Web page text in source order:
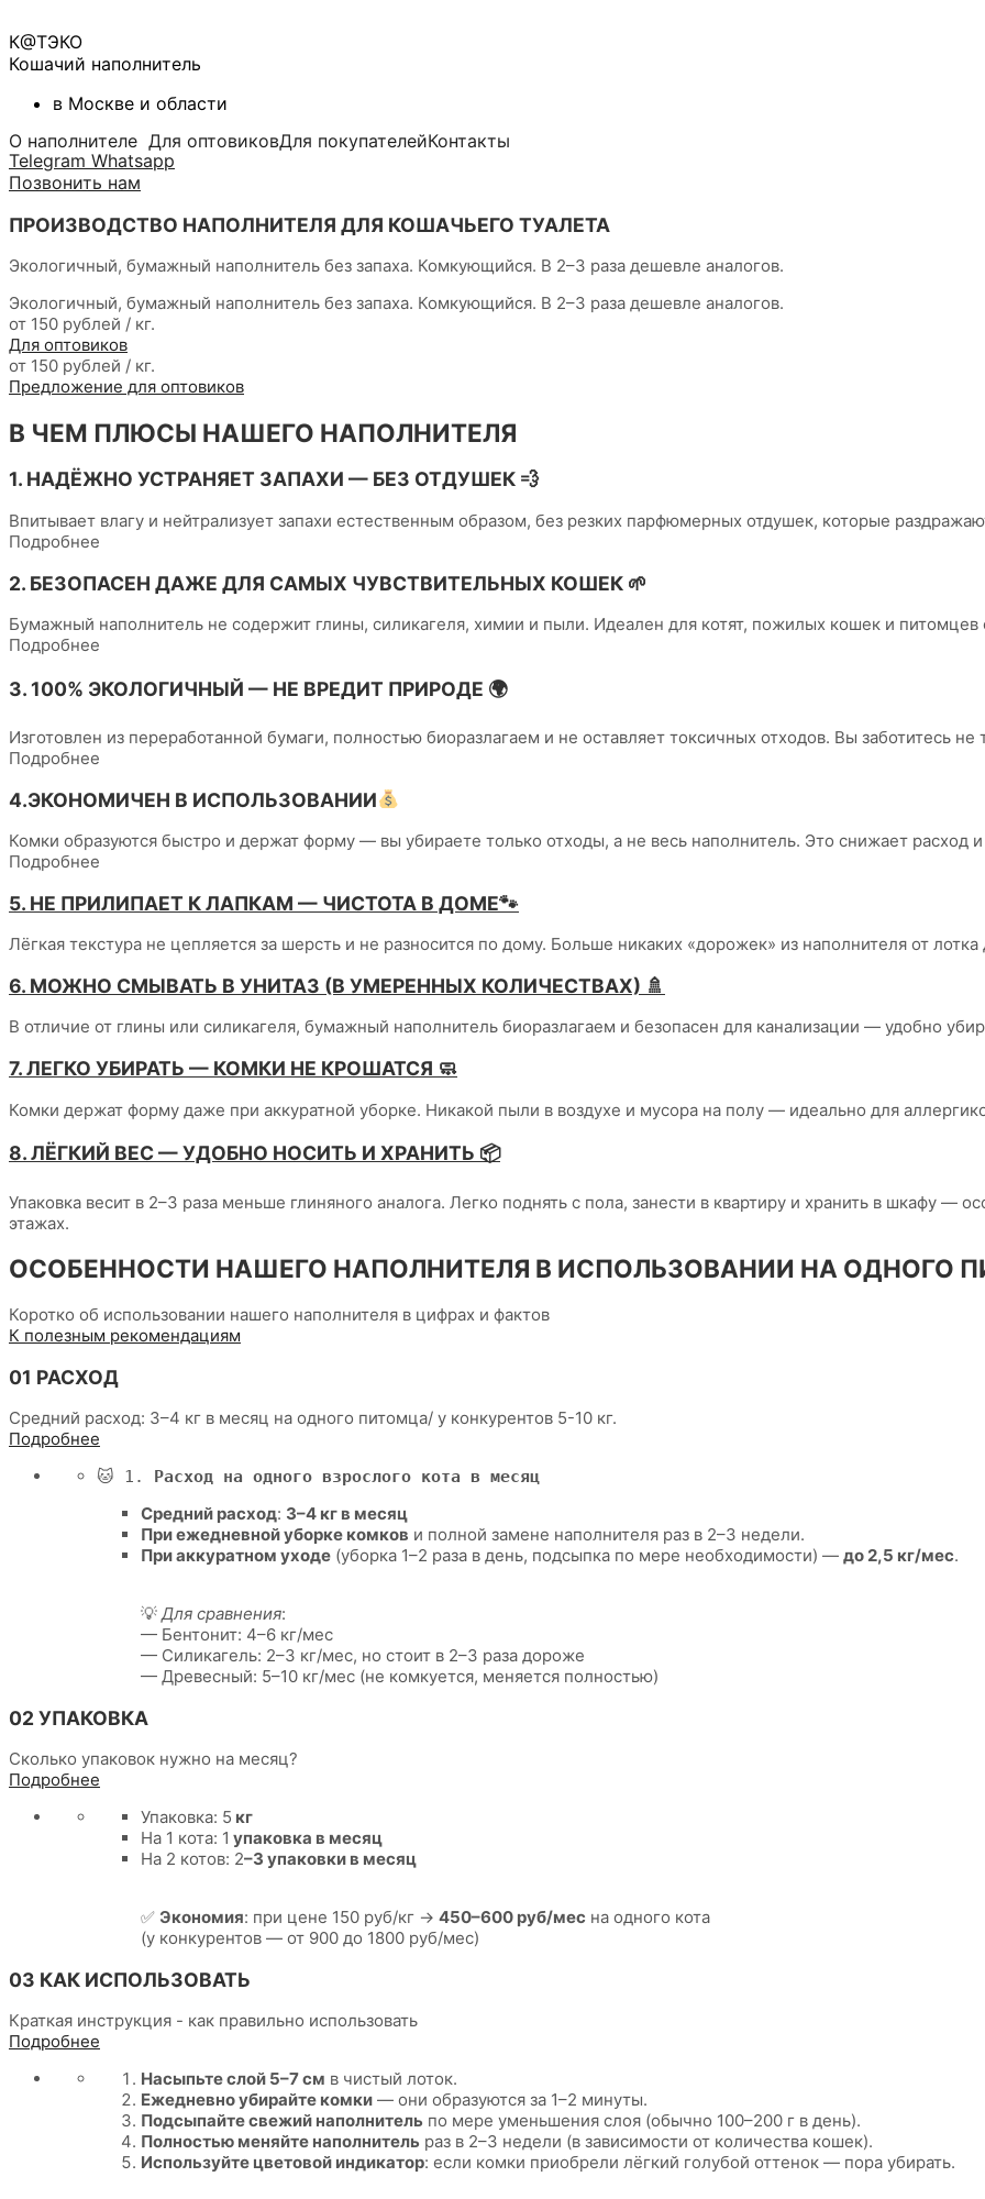
К@ТЭКО
Кошачий наполнитель
в Москве и области
О наполнителе Для оптовиковДля покупателейКонтакты
Telegram Whatsapp
Позвонить нам
ПРОИЗВОДСТВО НАПОЛНИТЕЛЯ ДЛЯ КОШАЧЬЕГО ТУАЛЕТА
Экологичный, бумажный наполнитель без запаха. Комкующийся. В 2–3 раза дешевле аналогов.
Экологичный, бумажный наполнитель без запаха. Комкующийся. В 2–3 раза дешевле аналогов.
от 150 рублей / кг.
Для оптовиков
от 150 рублей / кг.
Предложение для оптовиков
В ЧЕМ ПЛЮСЫ НАШЕГО НАПОЛНИТЕЛЯ
1. НАДЁЖНО УСТРАНЯЕТ ЗАПАХИ — БЕЗ ОТДУШЕК 💨
Впитывает влагу и нейтрализует запахи естественным образом, без резких парфюмерных отдушек, которые
Подробнее
2. БЕЗОПАСЕН ДАЖЕ ДЛЯ САМЫХ ЧУВСТВИТЕЛЬНЫХ КОШЕК 🌱
Бумажный наполнитель не содержит глины, силикагеля, химии и пыли. Идеален для котят, пожилых кошек и
Подробнее
3. 100% ЭКОЛОГИЧНЫЙ — НЕ ВРЕДИТ ПРИРОДЕ 🌍
Изготовлен из переработанной бумаги, полностью биоразлагаем и не оставляет токсичных отходов. Вы заботитесь
Подробнее
4.ЭКОНОМИЧЕН В ИСПОЛЬЗОВАНИИ
Комки образуются быстро и держат форму — вы убираете только отходы, а не весь наполнитель. Это снижает расход
Подробнее
5. НЕ ПРИЛИПАЕТ К ЛАПКАМ — ЧИСТОТА В ДОМЕ🐾
Лёгкая текстура не цепляется за шерсть и не разносится по дому. Больше никаких «дорожек» из наполнителя от лотка
6. МОЖНО СМЫВАТЬ В УНИТАЗ (В УМЕРЕННЫХ КОЛИЧЕСТВАХ) 🚿
В отличие от глины или силикагеля, бумажный наполнитель биоразлагаем и безопасен для канализации — удобно
7. ЛЕГКО УБИРАТЬ — КОМКИ НЕ КРОШАТСЯ 🧼
Комки держат форму даже при аккуратной уборке. Никакой пыли в воздухе и мусора на полу — идеально для
8. ЛЁГКИЙ ВЕС — УДОБНО НОСИТЬ И ХРАНИТЬ 📦
Упаковка весит в 2–3 раза меньше глиняного аналога. Легко поднять с пола, занести в квартиру и хранить в шкафу
этажах.
ОСОБЕННОСТИ НАШЕГО НАПОЛНИТЕЛЯ В ИСПОЛЬЗОВАНИИ НА ОДНОГО
Коротко об использовании нашего наполнителя в цифрах и фактов
К полезным рекомендациям
01 РАСХОД
Средний расход: 3–4 кг в месяц на одного питомца/ у конкурентов 5-10 кг.
Подробнее
🐱 1. Расход на одного взрослого кота в месяц
Средний расход: 3–4 кг в месяц
При ежедневной уборке комков и полной замене наполнителя раз в 2–3 недели.
При аккуратном уходе (уборка 1–2 раза в день, подсыпка по мере необходимости) — до 2,5 кг/мес.
💡Для сравнения:
— Бентонит: 4–6 кг/мес
— Силикагель: 2–3 кг/мес, но стоит в 2–3 раза дороже
— Древесный: 5–10 кг/мес (не комкуется, меняется полностью)
02 УПАКОВКА
Сколько упаковок нужно на месяц?
Подробнее
Упаковка: 5 кг
На 1 кота: 1 упаковка в месяц
На 2 котов: 2–3 упаковки в месяц
✅ Экономия: при цене 150 руб/кг → 450–600 руб/мес на одного кота
(у конкурентов — от 900 до 1800 руб/мес)
03 КАК ИСПОЛЬЗОВАТЬ
Краткая инструкция - как правильно использовать
Подробнее
Насыпьте слой 5–7 см в чистый лоток.
Ежедневно убирайте комки — они образуются за 1–2 минуты.
Подсыпайте свежий наполнитель по мере уменьшения слоя (обычно 100–200 г в день).
Полностью меняйте наполнитель раз в 2–3 недели (в зависимости от количества кошек).
Используйте цветовой индикатор: если комки приобрели лёгкий голубой оттенок — пора убирать.